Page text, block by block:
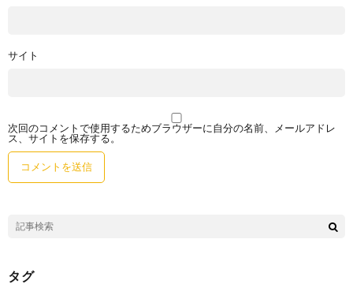
サイト
次回のコメントで使用するためブラウザーに自分の名前、メールアドレ
ス、サイトを保存する。
タグ